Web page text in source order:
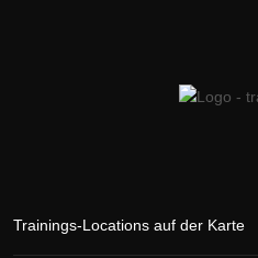
Trainings-Locations auf der Karte